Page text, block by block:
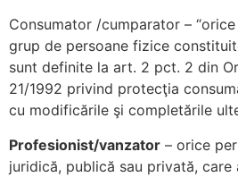
Consumator /cumparator –
grup de persoane fizice
sunt definite la art. 2 pct. 2 din
21/1992 privind protecţia
cu modificările şi completările
Profesionist/vanzator – orice
juridică, publică sau privată,